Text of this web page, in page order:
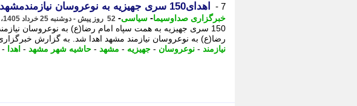
7 - اهدای150 سری جهیزیه به نوعروسان نیازمندمشهد
خبرگزاری صداوسیما- سیاسی- 52 روز پیش - دوشنبه 25 خرداد 1405، 19:15
رضا(ع) به نوعروسان نیازمند مشهد اهدا شد. به گزارش
نیازمند - نوعروسان - جهیزیه - مشهد - حاشیه شهر مشهد - اهدا -